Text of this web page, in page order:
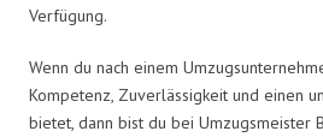
Verfügung.
Wenn du nach einem
Kompetenz, Zuverlässigkeit und einen
bietet, dann bist du bei Umzugsmeister